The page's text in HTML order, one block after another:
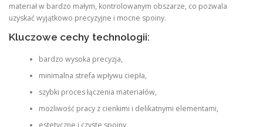
materiał w bardzo małym, kontrolowanym obszarze, co pozwala
uzyskać wyjątkowo precyzyjne i mocne spoiny.
Kluczowe cechy technologii:
bardzo wysoka precyzja,
minimalna strefa wpływu ciepła,
szybki proces łączenia materiałów,
możliwość pracy z cienkimi i delikatnymi elementami,